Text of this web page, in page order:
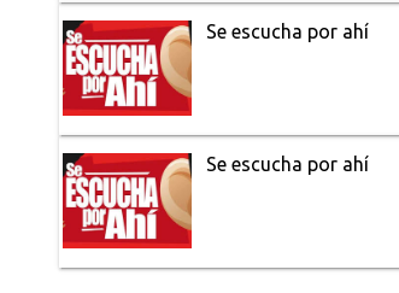
Se escucha por ahí
Se escucha por ahí